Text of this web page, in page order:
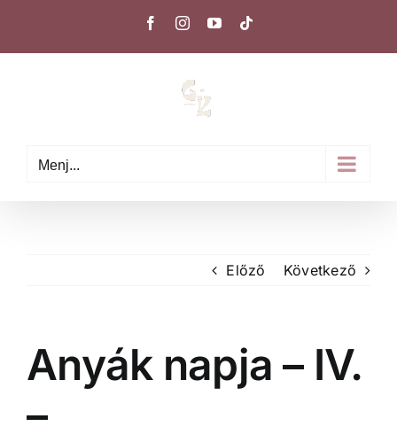
FacebookInstagramYouTube
Menj...
Előző Következő
Anyák napja – IV.
–